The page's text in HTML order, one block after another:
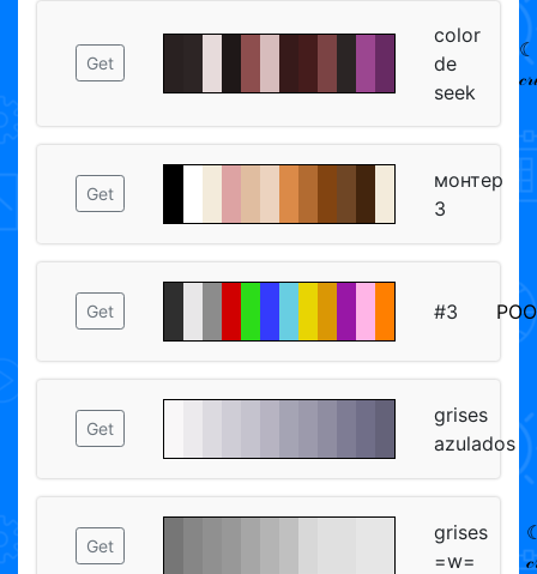
Get
color
de
seek
Get
монтер
3
Get #3
Get
grises
azulados
Get
grises
=w=